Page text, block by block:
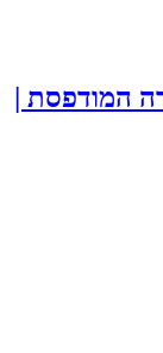
המודפסת |